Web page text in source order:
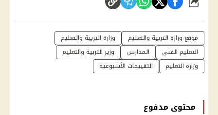
شارك
موقع وزارة التربية والتعليم
وزارة التربية والتعليم
التعليم الفني
المدارس
وزير التربية والتعليم
وزارة التعليم
التقييمات الأسبوعية
محتوى مدفوع